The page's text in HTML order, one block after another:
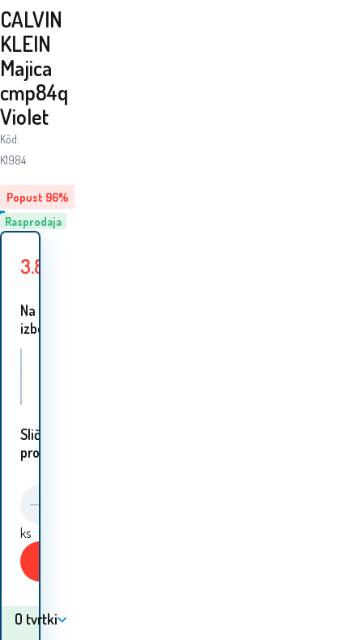
Popust 96%
Rasprodaja
CALVIN
KLEIN
Majica
cmp84q
Violet
Kôd:
K1984
3.80
Na
izbor 1 varijanta:
Slični
proizvodi:
ks
O tvrtki